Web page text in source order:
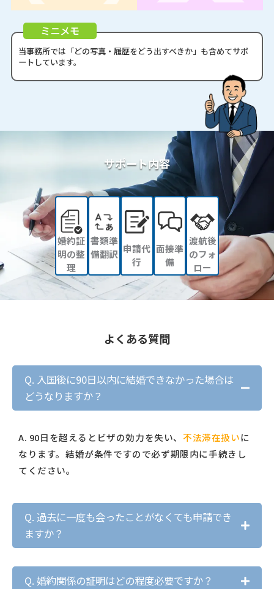
ミニメモ
当事務所では「どの写真・履歴をどう出すべきか」も含めてサポ
ートしています。
サポート内容
婚約証
明の整
理
書類準
備翻訳 申請代
行
面接準
備
渡航後
のフォ
ロー
よくある質問
Q. 入国後に90日以内に結婚できなかった場合は
どうなりますか？
A. 90日を超えるとビザの効力を失い、不法滞在扱いに
なります。結婚が条件ですので必ず期限内に手続きし
てください。
Q. 過去に一度も会ったことがなくても申請でき
ますか？
Q. 婚約関係の証明はどの程度必要ですか？